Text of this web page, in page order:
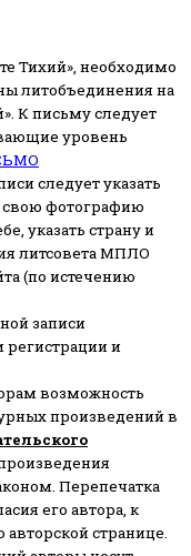
Тихий», необходимо
литобъединения на
К письму следует
уровень
следует указать
фотографию
указать страну и
литсовета МПЛО
(по истечению
записи
и
возможность
произведений в
Перепечатка
его автора, к
странице.